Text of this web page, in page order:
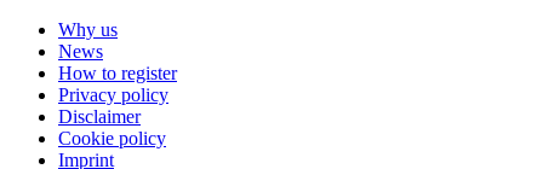
Why us
News
How to register
Privacy policy
Disclaimer
Cookie policy
Imprint